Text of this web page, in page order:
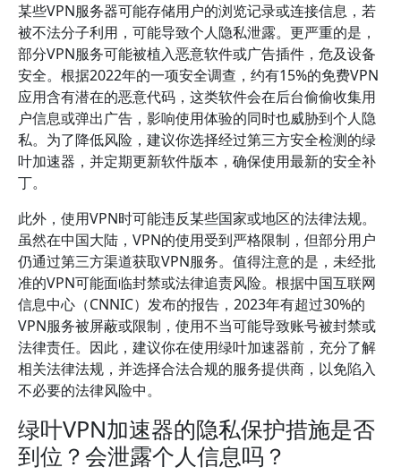
某些VPN服务器可能存储用户的浏览记录或连接信息，若
被不法分子利用，可能导致个人隐私泄露。更严重的是，
部分VPN服务可能被植入恶意软件或广告插件，危及设备
安全。根据2022年的一项安全调查，约有15%的免费VPN
应用含有潜在的恶意代码，这类软件会在后台偷偷收集用
户信息或弹出广告，影响使用体验的同时也威胁到个人隐
私。为了降低风险，建议你选择经过第三方安全检测的绿
叶加速器，并定期更新软件版本，确保使用最新的安全补
丁。
此外，使用VPN时可能违反某些国家或地区的法律法规。
虽然在中国大陆，VPN的使用受到严格限制，但部分用户
仍通过第三方渠道获取VPN服务。值得注意的是，未经批
准的VPN可能面临封禁或法律追责风险。根据中国互联网
信息中心（CNNIC）发布的报告，2023年有超过30%的
VPN服务被屏蔽或限制，使用不当可能导致账号被封禁或
法律责任。因此，建议你在使用绿叶加速器前，充分了解
相关法律法规，并选择合法合规的服务提供商，以免陷入
不必要的法律风险中。
绿叶VPN加速器的隐私保护措施是否
到位？会泄露个人信息吗？